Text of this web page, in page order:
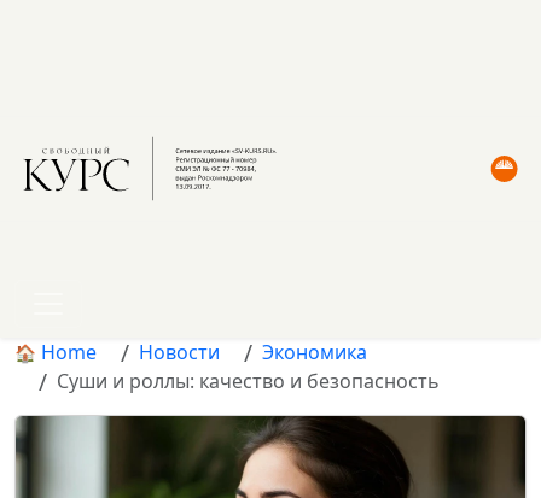
Home Новости
Экономика
Суши и роллы: качество и безопасность